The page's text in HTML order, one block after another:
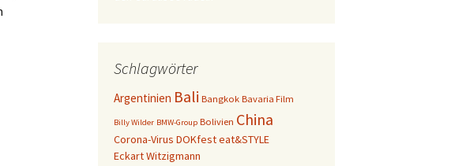
Schlagwörter
Argentinien Bali Bangkok Bavaria Film
Billy Wilder BMW-Group Bolivien China
Corona-Virus DOKfesteat&STYLE
Eckart Witzigmann